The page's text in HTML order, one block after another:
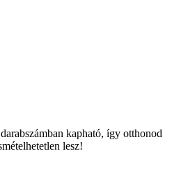
kapható, így otthonod
lesz!